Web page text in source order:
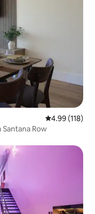
Calificación
4.99 (118)
Row